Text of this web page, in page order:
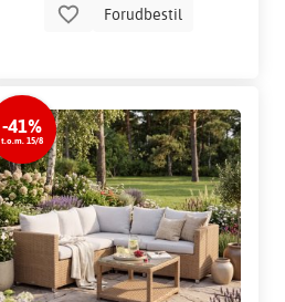
Forudbestil
-41%
t.o.m. 15/8